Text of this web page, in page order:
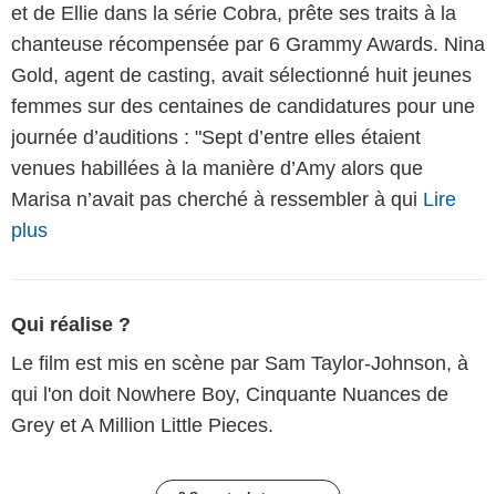
et de Ellie dans la série Cobra, prête ses traits à la
chanteuse récompensée par 6 Grammy Awards. Nina
Gold, agent de casting, avait sélectionné huit jeunes
femmes sur des centaines de candidatures pour une
journée d’auditions : "Sept d’entre elles étaient
venues habillées à la manière d’Amy alors que
Marisa n’avait pas cherché à ressembler à qui Lire
plus
Qui réalise ?
Le film est mis en scène par Sam Taylor-Johnson, à
qui l'on doit Nowhere Boy, Cinquante Nuances de
Grey et A Million Little Pieces.